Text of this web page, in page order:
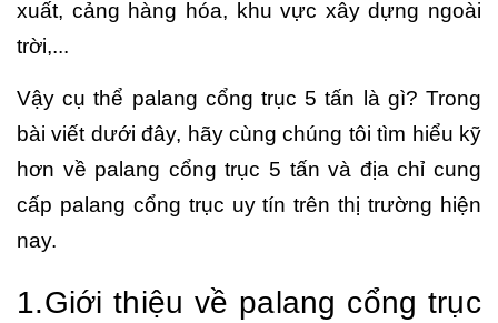
xuất, cảng hàng hóa, khu vực xây dựng ngoài
trời,...
Vậy cụ thể palang cổng trục 5 tấn là gì? Trong
bài viết dưới đây, hãy cùng chúng tôi tìm hiểu kỹ
hơn về palang cổng trục 5 tấn và địa chỉ cung
cấp palang cổng trục uy tín trên thị trường hiện
nay.
1.Giới thiệu về palang cổng trục